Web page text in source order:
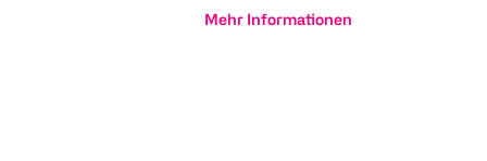
Mehr Informationen